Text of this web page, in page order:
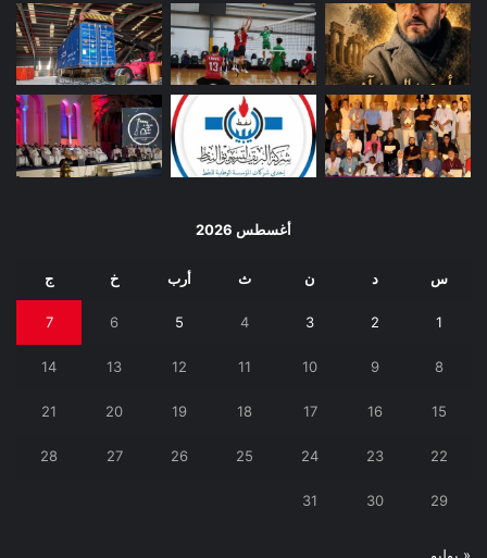
أغسطس 2026
س د ن ث أرب خ ج
1
2
3
4
5
6
7
8
9
10
11
12
13
14
15
16
17
18
19
20
21
22
23
24
25
26
27
28
29
30
31